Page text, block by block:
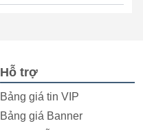
Hỗ trợ
Bảng giá tin VIP
Bảng giá Banner